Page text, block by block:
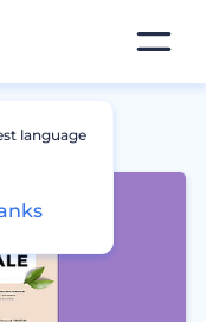
language